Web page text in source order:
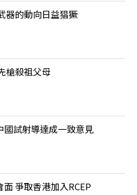
器的動向日益猖獗
槍殺祖父母
國試射導達成一致意見
爭取香港加入RCEP